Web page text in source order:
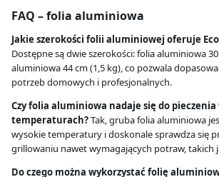
FAQ – folia aluminiowa
Jakie szerokości folii aluminiowej oferuje
Dostępne są dwie szerokości: folia aluminiowa
aluminiowa 44 cm (1,5 kg), co pozwala
potrzeb domowych i profesjonalnych.
Czy folia aluminiowa nadaje się do pieczenia
temperaturach?Tak, gruba folia aluminiowa
wysokie temperatury i doskonale sprawdza się
grillowaniu nawet wymagających potraw, takich
Do czego można wykorzystać folię